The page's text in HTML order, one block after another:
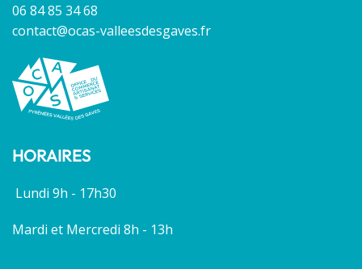
06 84 85 34 68
contact@ocas-valleesdesgaves.fr
HORAIRES
Lundi 9h - 17h30
Mardi et Mercredi 8h - 13h